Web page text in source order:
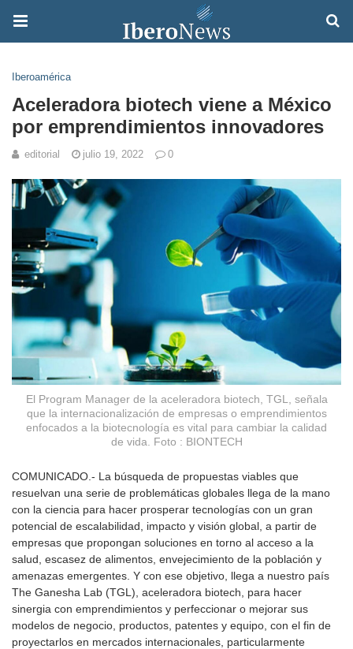
Iberoamérica
Aceleradora biotech viene a México
por emprendimientos innovadores
editorial julio 19, 2022 0
El Program Manager de la aceleradora biotech, TGL, señala
que la internacionalización de empresas o emprendimientos
enfocados a la biotecnología es vital para cambiar la calidad
de vida. Foto : BIONTECH
COMUNICADO.- La búsqueda de propuestas viables que
resuelvan una serie de problemáticas globales llega de la mano
con la ciencia para hacer prosperar tecnologías con un gran
potencial de escalabilidad, impacto y visión global, a partir de
empresas que propongan soluciones en torno al acceso a la
salud, escasez de alimentos, envejecimiento de la población y
amenazas emergentes. Y con ese objetivo, llega a nuestro país
The Ganesha Lab (TGL), aceleradora biotech, para hacer
sinergia con emprendimientos y perfeccionar o mejorar sus
modelos de negocio, productos, patentes y equipo, con el fin de
proyectarlos en mercados internacionales, particularmente